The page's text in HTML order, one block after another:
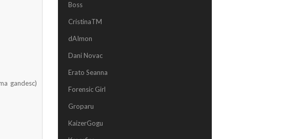
gandesc)
Boss
CristinaTM
dAImon
Dani Novac
Erato Seanna
Forensic Girl
Groparu
KaizerGogu